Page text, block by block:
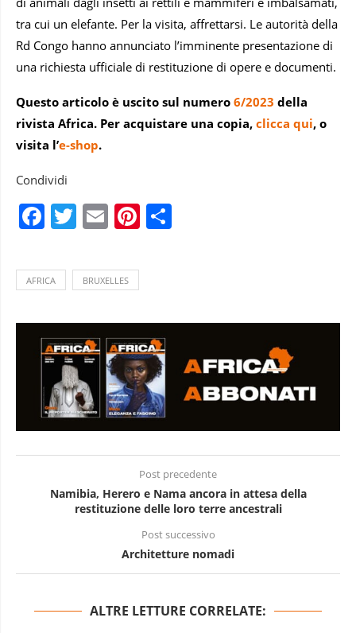
tra cui un elefante. Per la visita, affrettarsi. Le autorità della
Rd Congo hanno annunciato l’imminente presentazione di
una richiesta ufficiale di restituzione di opere e documenti.
Questo articolo è uscito sul numero 6/2023 della
rivista Africa. Per acquistare una copia, clicca qui, o
visita l’e-shop.
Condividi
Facebook
Twitter
EmailPinterest
AFRICA BRUXELLES
Post precedente
Namibia, Herero e Nama ancora in attesa della
restituzione delle loro terre ancestrali
Post successivo
Architetture nomadi
ALTRE LETTURE CORRELATE: